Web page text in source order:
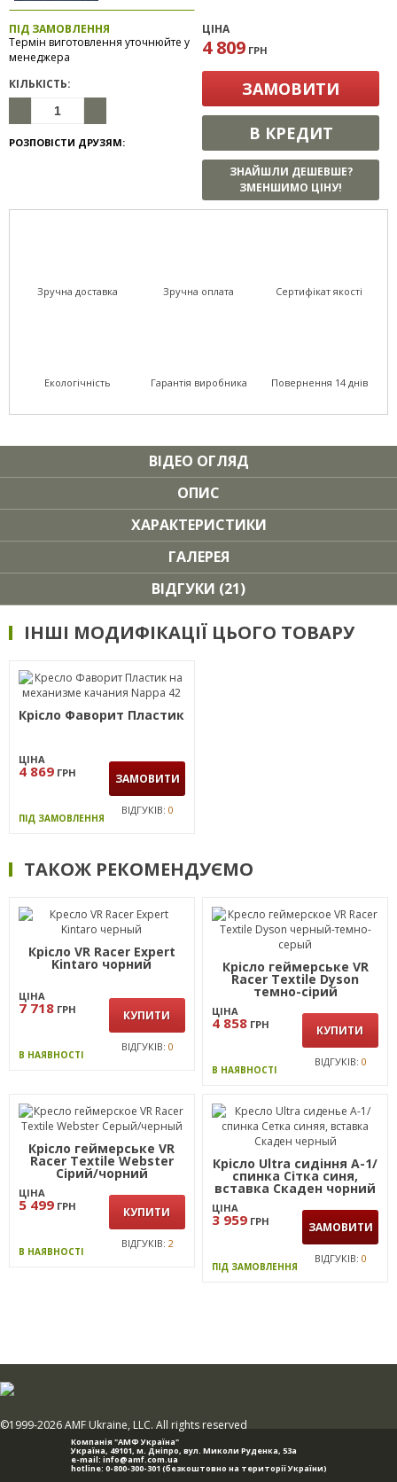
ПІД ЗАМОВЛЕННЯ
Термін виготовлення уточнюйте у
менеджера
КІЛЬКІСТЬ:
РОЗПОВІСТИ ДРУЗЯМ:
ЦІНА
4 809 ГРН
ЗАМОВИТИ
В КРЕДИТ
ЗНАЙШЛИ ДЕШЕВШЕ?
ЗМЕНШИМО ЦІНУ!
Зручна доставка Зручна оплата Сертифікат якості
Екологічність Гарантія виробника Повернення 14 днів
ВІДЕО ОГЛЯД
ОПИС
ХАРАКТЕРИСТИКИ
ГАЛЕРЕЯ
ВІДГУКИ (21)
ІНШІ МОДИФІКАЦІЇ ЦЬОГО ТОВАРУ
Крісло Фаворит Пластик
ЦІНА
4 869 ГРН ЗАМОВИТИ
ПІД ЗАМОВЛЕННЯ
ВІДГУКІВ: 0
ТАКОЖ РЕКОМЕНДУЄМО
Крісло VR Racer Expert
Kintaro чорний
ЦІНА
7 718 ГРН КУПИТИ
В НАЯВНОСТІ
ВІДГУКІВ: 0
Крісло геймерське VR
Racer Textile Dyson
темно-сірий
ЦІНА
4 858 ГРН КУПИТИ
В НАЯВНОСТІ
ВІДГУКІВ: 0
Крісло геймерське VR
Racer Textile Webster
Сірий/чорний
ЦІНА
5 499 ГРН КУПИТИ
В НАЯВНОСТІ
ВІДГУКІВ: 2
Крісло Ultra сидіння А-1/
спинка Сітка синя,
вставка Скаден чорний
ЦІНА
3 959 ГРН ЗАМОВИТИ
ПІД ЗАМОВЛЕННЯ
ВІДГУКІВ: 0
Компанія "АМФ Україна"
Україна, 49101, м. Дніпро, вул. Миколи Руденка, 53а
e-mail: info@amf.com.ua
hotline: 0-800-300-301 (безкоштовно на території України)
©1999-2026 AMF Ukraine, LLC. All rights reserved